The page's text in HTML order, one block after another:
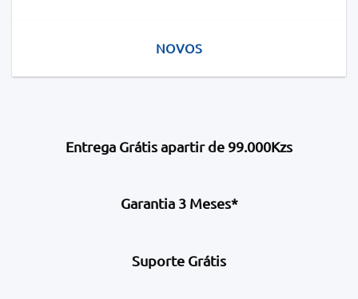
NOVOS
Entrega Grátis apartir de 99.000Kzs
Garantia 3 Meses*
Suporte Grátis